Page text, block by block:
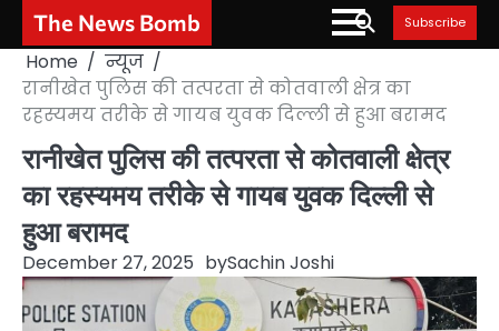
Skip
content
The News Bomb Subscribe
Home
न्यूज
रानीखेत पुलिस की तत्परता से कोतवाली क्षेत्र का
रहस्यमय तरीके से गायब युवक दिल्ली से हुआ बरामद
रानीखेत पुलिस की तत्परता से कोतवाली क्षेत्र
का रहस्यमय तरीके से गायब युवक दिल्ली से
हुआ बरामद
December 27, 2025 bySachin Joshi